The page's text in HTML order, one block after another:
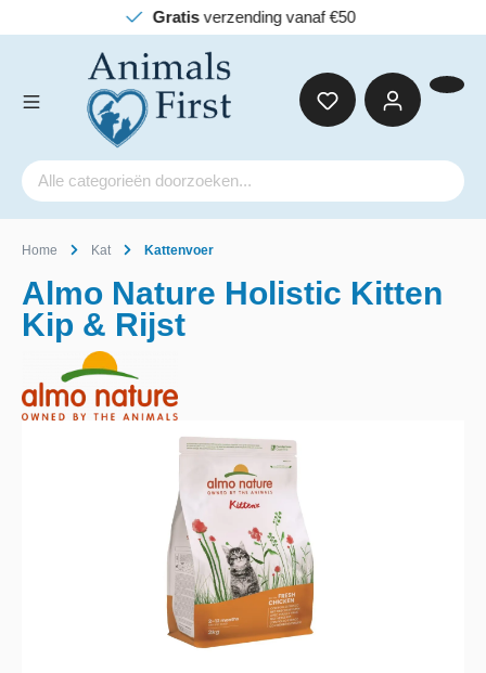
verzending vanaf €50
Home Kat Kattenvoer
Almo Nature Holistic Kitten
Kip & Rijst